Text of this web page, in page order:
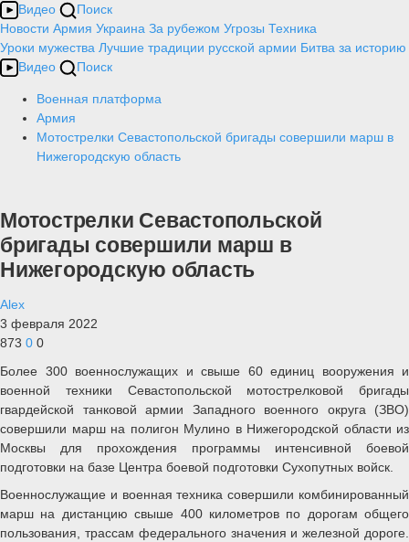
Видео
Поиск
Новости Армия Украина За рубежом Угрозы Техника
Уроки мужества Лучшие традиции русской армии Битва за историю
Видео
Поиск
Военная платформа
Армия
Мотострелки Севастопольской бригады совершили марш в
Нижегородскую область
Мотострелки Севастопольской
бригады совершили марш в
Нижегородскую область
Alex
3 февраля 2022
873 0 0
Более 300 военнослужащих и свыше 60 единиц вооружения и
военной техники Севастопольской мотострелковой бригады
гвардейской танковой армии Западного военного округа (ЗВО)
совершили марш на полигон Мулино в Нижегородской области из
Москвы для прохождения программы интенсивной боевой
подготовки на базе Центра боевой подготовки Сухопутных войск.
Военнослужащие и военная техника совершили комбинированный
марш на дистанцию свыше 400 километров по дорогам общего
пользования, трассам федерального значения и железной дороге.